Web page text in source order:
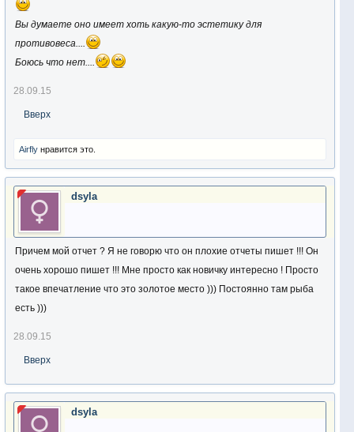
Вы думаете оно имеет хоть какую-то эстетику для
противовеса....
Боюсь что нет....
28.09.15
Вверх
Airfly нравится это.
dsyla
Причем мой отчет ? Я не говорю что он плохие отчеты пишет !!! Он
очень хорошо пишет !!! Мне просто как новичку интересно ! Просто
такое впечатление что это золотое место ))) Постоянно там рыба
есть )))
28.09.15
Вверх
dsyla